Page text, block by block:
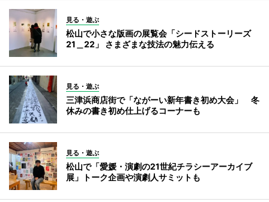
見る・遊ぶ
松山で小さな版画の展覧会「シードストーリーズ
21＿22」 さまざまな技法の魅力伝える
見る・遊ぶ
三津浜商店街で「ながーい新年書き初め大会」 冬
休みの書き初め仕上げるコーナーも
見る・遊ぶ
松山で「愛媛・演劇の21世紀チラシーアーカイブ
展」トーク企画や演劇人サミットも